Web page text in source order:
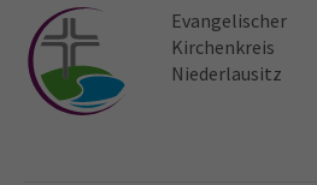
Evangelischer
Kirchen­kreis
Niederlausitz